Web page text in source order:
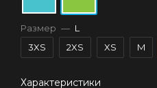
Размер — L
3XS
2XS XS M
Характеристики